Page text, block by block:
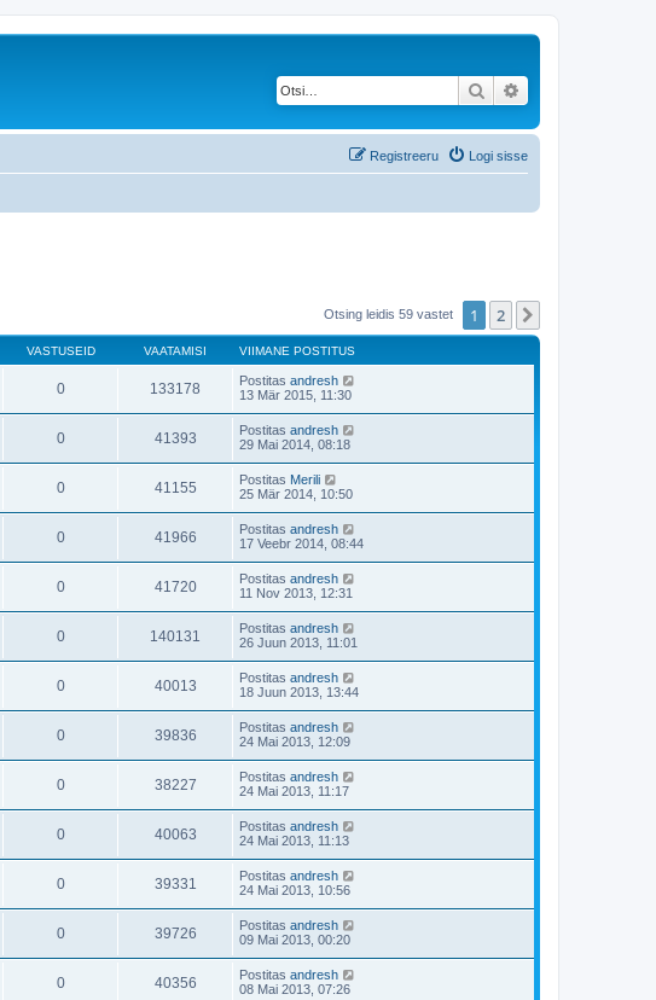
Otsi
Logi sisse
Registreeru
Otsing leidis 59 vastet 1 2
VASTUSEID VAATAMISI VIIMANE POSTITUS
0 133178 Postitas andresh
13 Mär 2015, 11:30
0 41393 Postitas andresh
29 Mai 2014, 08:18
0 41155 Postitas Merili
25 Mär 2014, 10:50
0 41966 Postitas andresh
17 Veebr 2014, 08:44
0 41720 Postitas andresh
11 Nov 2013, 12:31
0 140131 Postitas andresh
26 Juun 2013, 11:01
0 40013 Postitas andresh
18 Juun 2013, 13:44
0 39836 Postitas andresh
24 Mai 2013, 12:09
0 38227 Postitas andresh
24 Mai 2013, 11:17
0 40063 Postitas andresh
24 Mai 2013, 11:13
0 39331 Postitas andresh
24 Mai 2013, 10:56
0 39726 Postitas andresh
09 Mai 2013, 00:20
0 40356 Postitas andresh
08 Mai 2013, 07:26